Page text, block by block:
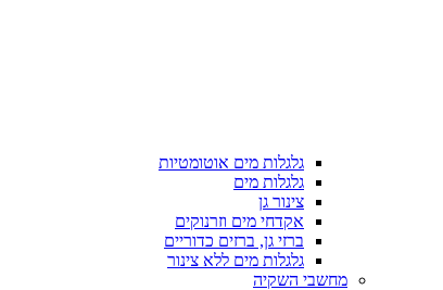
גלגלות מים אוטומטיות
גלגלות מים
צינור גן
אקדחי מים וזרנוקים
ברזי גן, ברזים כדוריים
גלגלות מים ללא צינור
מחשבי השקיה